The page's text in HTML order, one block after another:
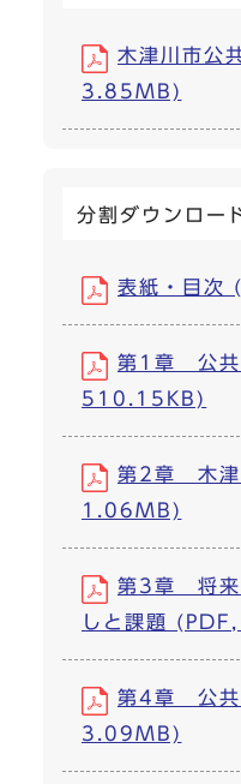
木津川市公
3.85MB)
分割ダウンロー
表紙・目
第1章 公共
510.15KB)
第2章 木津
1.06MB)
第3章 将来
しと課題
第4章 公共
3.09MB)